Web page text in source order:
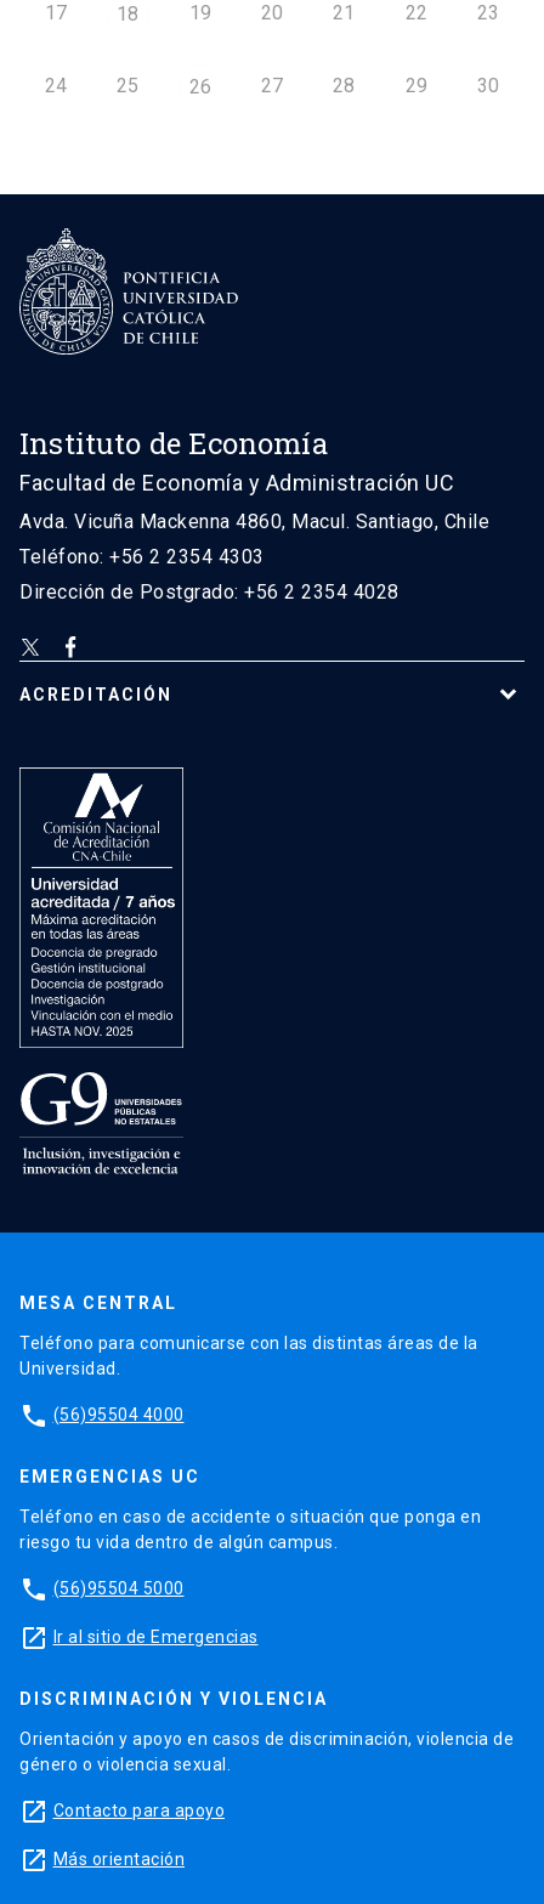
17 18 19 20 21 22 23
24 25 26 27 28 29 30
Instituto de Economía
Facultad de Economía y Administración UC
Avda. Vicuña Mackenna 4860, Macul. Santiago, Chile
Teléfono: +56 2 2354 4303
Dirección de Postgrado: +56 2 2354 4028
ACREDITACIÓN
MESA CENTRAL
Teléfono para comunicarse con las distintas áreas de la
Universidad.
phone (56)95504 4000
EMERGENCIAS UC
Teléfono en caso de accidente o situación que ponga en
riesgo tu vida dentro de algún campus.
phone (56)95504 5000
launch Ir al sitio de Emergencias
DISCRIMINACIÓN Y VIOLENCIA
Orientación y apoyo en casos de discriminación, violencia de
género o violencia sexual.
launch Contacto para apoyo
launch Más orientación